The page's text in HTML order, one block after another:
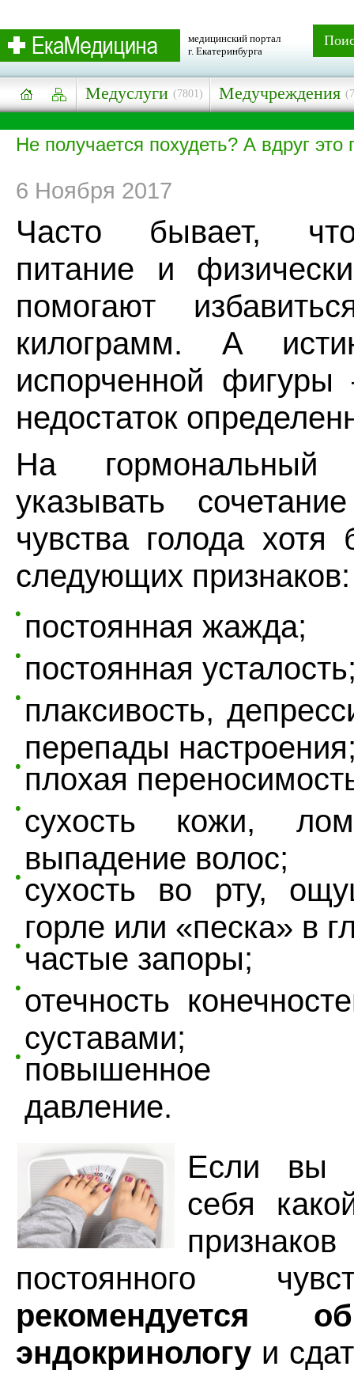
медицинский портал
г. Екатеринбурга
Медуслуги (7801) Медучреждения
Не получается похудеть? А вдруг это
6 Ноября 2017
Часто бывает,
питание и
помогают
килограмм. А
испорченной
недостаток
На
указывать
чувства голода
следующих признаков:
постоянная жажда;
постоянная
плаксивость,
перепады
плохая
сухость кожи,
выпадение волос;
сухость во рту,
горле или «песка» в
частые запоры;
отечность
суставами;
повышенное
давление.
Если вы
себя
постоянного
рекомендуется
эндокринологу и